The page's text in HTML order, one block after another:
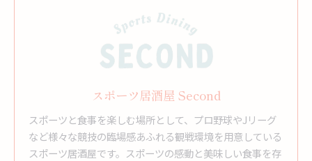
スポーツ居酒屋 Second
スポーツと食事を楽しむ場所として、プロ野球やJリーグ
など様々な競技の臨場感あふれる観戦環境を用意している
スポーツ居酒屋です。スポーツの感動と美味しい食事を存